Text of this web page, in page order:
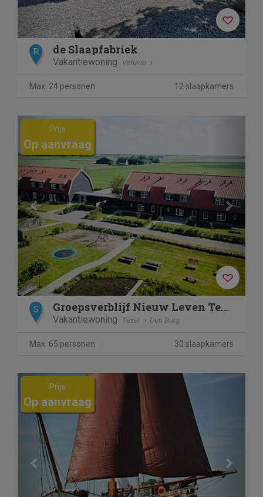
R de Slaapfabriek
Vakantiewoning Veluwe
Max. 24 personen 12 slaapkamers
Previous
Prijs
Op aanvraag
S Groepsverblijf Nieuw Leven Texel
Vakantiewoning Texel Den Burg
Max. 65 personen 30 slaapkamers
Previous
Prijs
Op aanvraag